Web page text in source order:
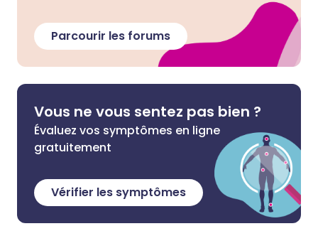
Parcourir les forums
Vous ne vous sentez pas bien ?
Évaluez vos symptômes en ligne
gratuitement
Vérifier les symptômes